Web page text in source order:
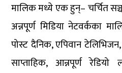
मालिक मध्ये एक हुन्– चर्चित
अन्नपूर्ण मिडिया नेटवर्कका
पोस्ट दैनिक, एपिवान
साप्ताहिक, आन्नपूर्ण रेडियो